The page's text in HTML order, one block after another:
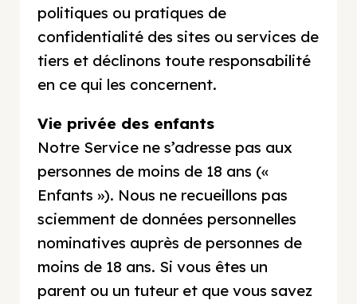
politiques ou pratiques de
confidentialité des sites ou services de
tiers et déclinons toute responsabilité
en ce qui les concernent.
Vie privée des enfants
Notre Service ne s’adresse pas aux
personnes de moins de 18 ans («
Enfants »). Nous ne recueillons pas
sciemment de données personnelles
nominatives auprès de personnes de
moins de 18 ans. Si vous êtes un
parent ou un tuteur et que vous savez